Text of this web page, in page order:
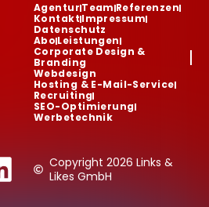
AgenturTeam Referenzen
KontaktImpressum
Datenschutz
AboLeistungen
Corporate Design &
Branding
Webdesign
Hosting & E-Mail-Service
Recruiting
SEO-Optimierung
Werbetechnik
Copyright 2026 Links &
Likes GmbH